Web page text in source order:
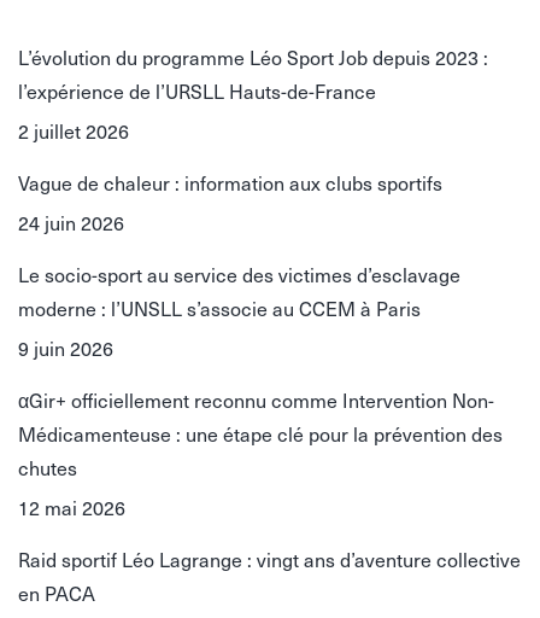
L’évolution du programme Léo Sport Job depuis 2023 :
l’expérience de l’URSLL Hauts-de-France
2 juillet 2026
Vague de chaleur : information aux clubs sportifs
24 juin 2026
Le socio-sport au service des victimes d’esclavage
moderne : l’UNSLL s’associe au CCEM à Paris
9 juin 2026
αGir+ officiellement reconnu comme Intervention Non-
Médicamenteuse : une étape clé pour la prévention des
chutes
12 mai 2026
Raid sportif Léo Lagrange : vingt ans d’aventure collective
en PACA